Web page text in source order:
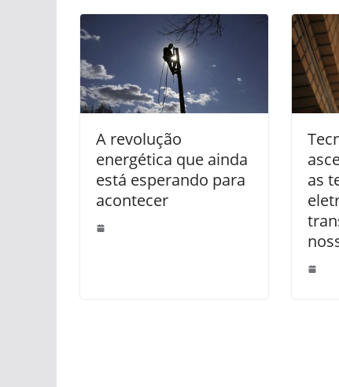
A revolução
energética que ainda
está esperando para
acontecer
as